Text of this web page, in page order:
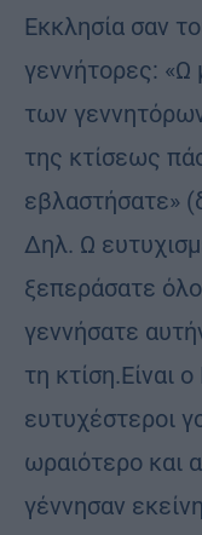
Εκκλησία σαν
γεννήτορες: «Ω
των
της κτίσεως
εβλαστήσατε»
Δηλ. Ω
ξεπεράσατε
γεννήσατε
τη κτίση.Είναι
ευτυχέστεροι
ωραιότερο και
γέννησαν